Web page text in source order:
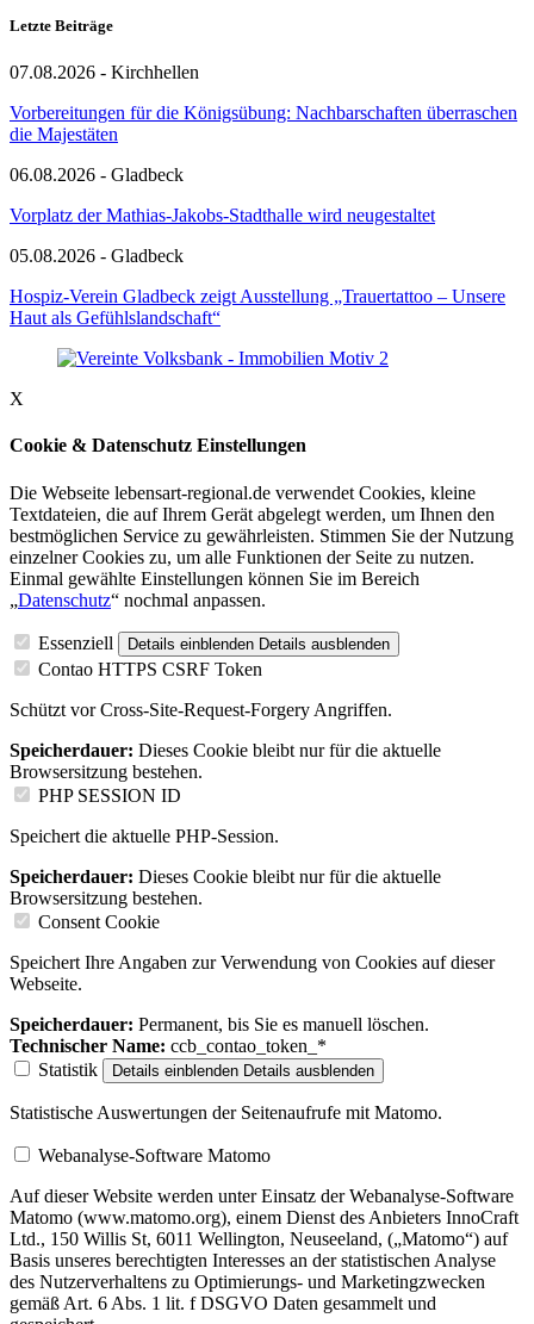
Letzte Beiträge
07.08.2026 - Kirchhellen
Vorbereitungen für die Königsübung: Nachbarschaften überraschen
die Majestäten
06.08.2026 - Gladbeck
Vorplatz der Mathias-Jakobs-Stadthalle wird neugestaltet
05.08.2026 - Gladbeck
Hospiz-Verein Gladbeck zeigt Ausstellung „Trauertattoo – Unsere
Haut als Gefühlslandschaft“
X
Cookie & Datenschutz Einstellungen
Die Webseite lebensart-regional.de verwendet Cookies, kleine
Textdateien, die auf Ihrem Gerät abgelegt werden, um Ihnen den
bestmöglichen Service zu gewährleisten. Stimmen Sie der Nutzung
einzelner Cookies zu, um alle Funktionen der Seite zu nutzen.
Einmal gewählte Einstellungen können Sie im Bereich
„Datenschutz“ nochmal anpassen.
Essenziell Details einblenden Details ausblenden
Contao HTTPS CSRF Token
Schützt vor Cross-Site-Request-Forgery Angriffen.
Speicherdauer: Dieses Cookie bleibt nur für die aktuelle
Browsersitzung bestehen.
PHP SESSION ID
Speichert die aktuelle PHP-Session.
Speicherdauer: Dieses Cookie bleibt nur für die aktuelle
Browsersitzung bestehen.
Consent Cookie
Speichert Ihre Angaben zur Verwendung von Cookies auf dieser
Webseite.
Speicherdauer: Permanent, bis Sie es manuell löschen.
Technischer Name: ccb_contao_token_*
Statistik
Details einblenden Details ausblenden
Statistische Auswertungen der Seitenaufrufe mit Matomo.
Webanalyse-Software Matomo
Auf dieser Website werden unter Einsatz der Webanalyse-Software
Matomo (www.matomo.org), einem Dienst des Anbieters InnoCraft
Ltd., 150 Willis St, 6011 Wellington, Neuseeland, („Matomo“) auf
Basis unseres berechtigten Interesses an der statistischen Analyse
des Nutzerverhaltens zu Optimierungs- und Marketingzwecken
gemäß Art. 6 Abs. 1 lit. f DSGVO Daten gesammelt und